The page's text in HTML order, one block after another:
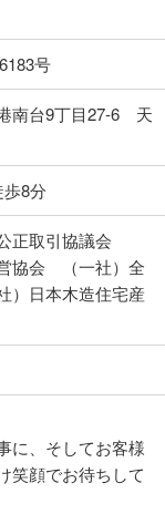
号
南台9丁目27-6 天
8分
正取引協議会
協会 （一社）全
日本木造住宅産
に、そしてお客様
笑顔でお待ちして